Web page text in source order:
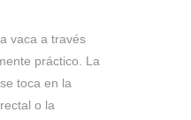
vaca a través
práctico. La
toca en la
o la